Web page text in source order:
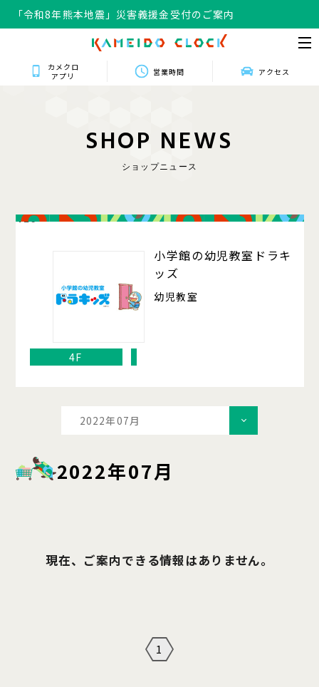
「令和8年熊本地震」災害義援金受付のご案内
カメクロ
アプリ
営業時間 アクセス
SHOP NEWS
ショップニュース
420
小学館の幼児教室ドラキ
ッズ
幼児教室
4F
2022年07月
2022年07月
現在、ご案内できる情報はありません。
1